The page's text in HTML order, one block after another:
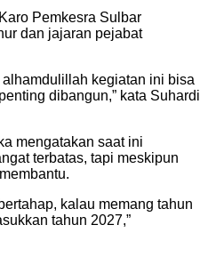
Pemkesra Sulbar
dan jajaran pejabat
kegiatan ini bisa
dibangun,” kata Suhardi
mengatakan saat ini
terbatas, tapi meskipun
kalau memang tahun
tahun 2027,”